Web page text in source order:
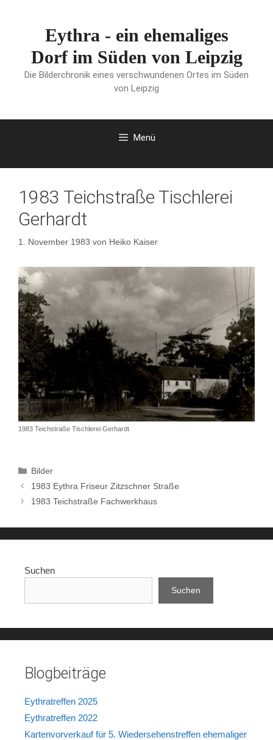
Eythra - ein ehemaliges
Dorf im Süden von Leipzig
Die Bilderchronik eines verschwundenen Ortes im Süden
von Leipzig
Menü
1983 Teichstraße Tischlerei
Gerhardt
1. November 1983 von Heiko Kaiser
1983 Teichstraße Tischlerei Gerhardt
Kategorien
Bilder
1983 Eythra Friseur Zitzschner Straße
1983 Teichstraße Fachwerkhaus
Suchen
Suchen
Blogbeiträge
Eythratreffen 2025
Eythratreffen 2022
Kartenvorverkauf für 5. Wiedersehenstreffen ehemaliger